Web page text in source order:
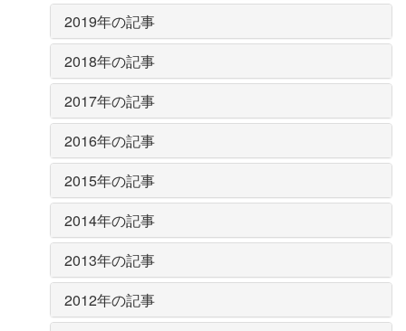
2019年の記事
2018年の記事
2017年の記事
2016年の記事
2015年の記事
2014年の記事
2013年の記事
2012年の記事